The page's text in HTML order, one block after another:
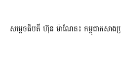
សម្ដេចធិបតី ហ៊ុន ម៉ាណែត៖ កម្ពុជាកសាង